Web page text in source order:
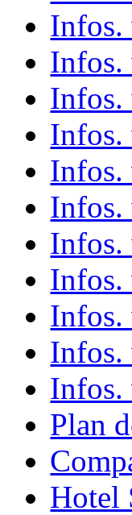
Infos.
Infos.
Infos.
Infos.
Infos.
Infos.
Infos.
Infos.
Infos.
Infos.
Infos.
Plan
Hotel